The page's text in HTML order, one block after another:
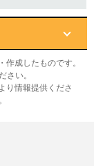
成したものです。
さい。
り情報提供くださ